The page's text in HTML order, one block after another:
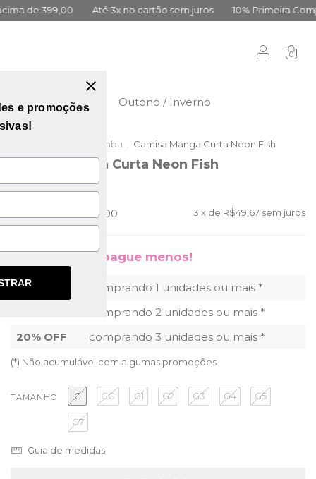
Até 3x no cartão sem juros 10% Primeira Compra Cadastre-se
0
Vai Brasil Outono / Inverno
Outlet da Lambu Camisa Manga Curta Neon Fish
Camisa Manga Curta Neon Fish
(0)
R$149,00 3 x de R$49,67 sem juros
Compre mais, pague menos!
10% OFF
comprando 1 unidades ou mais *
comprando 2 unidades ou mais *
20% OFF
comprando 3 unidades ou mais *
(*) Não acumulável com algumas promoções
TAMANHO G GG G1 G2 G3 G4 G5
G7
Guia de medidas
e promoções